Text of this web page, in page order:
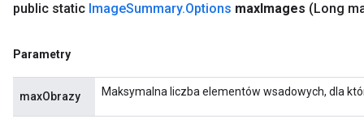
public static ImageSummary.Options maxImages (Long
Parametry
maxObrazy Maksymalna liczba elementów wsadowych, dla